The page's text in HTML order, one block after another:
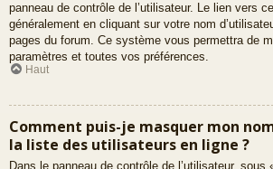
panneau de contrôle de l’utilisateur. Le lien vers
généralement en cliquant sur votre nom
pages du forum. Ce système vous permettra de
paramètres et toutes vos préférences.
Haut
Comment puis-je masquer mon
la liste des utilisateurs en ligne ?
Dans le panneau de contrôle de l’utilisateur, sous